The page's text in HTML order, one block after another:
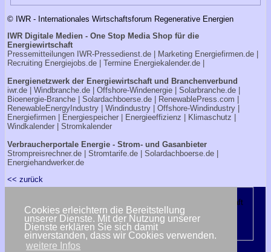
Cookies erleichtern die Bereitstellung
unserer Dienste. Mit der Nutzung unserer
Dienste erklären Sie sich damit
einverstanden, dass wir Cookies verwenden.
weitere Infos
© IWR - Internationales Wirtschaftsforum Regenerative Energien
IWR Digitale Medien - One Stop Media Shop für die
Energiewirtschaft
Pressemitteilungen IWR-Pressedienst.de | Marketing Energiefirmen.de
Recruiting Energiejobs.de | Termine Energiekalender.de
Energienetzwerk der Energiewirtschaft und Branchenverbund
iwr.de
Windbranche.de Offshore-Windenergie Solarbranche.de
Bioenergie-Branche
Solardachboerse.de RenewablePress.com
RenewableEnergyIndustry
Windindustry
Offshore-Windindustry |
Energiefirmen
Energiespeicher Energieeffizienz Klimaschutz
Windkalender
Stromkalender
Verbraucherportale Energie - Strom- und Gasanbieter
Strompreisrechner.de
Stromtarife.de Solardachboerse.de
Energiehandwerker.de
<< zurück